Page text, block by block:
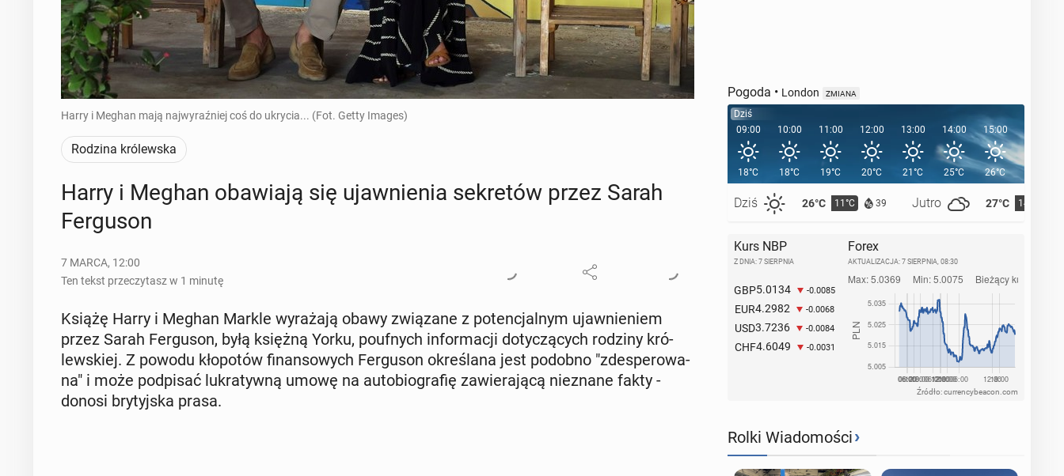
Harry i Meghan mają najwyraźniej coś do ukrycia... (Fot. Getty Images)
Rodzina królewska
Harry i Meghan oba­wia­ją się ujaw­nie­nia se­kre­tów przez Sarah
Fer­gu­son
7 MARCA, 12:00
Ten tekst przeczytasz w 1 minutę
Książę Harry i Meghan Markle wy­ra­ża­ją obawy zwią­za­ne z po­ten­cjal­nym ujaw­nie­niem
przez Sarah Fer­gu­son, byłą księżną Yorku, po­uf­nych in­for­ma­cji do­ty­czą­cych rodziny kró­
lew­skiej. Z powodu kło­po­tów fi­nan­so­wych Fer­gu­son okre­śla­na jest podobno "zde­spe­ro­wa­
na" i może pod­pi­sać lu­kra­tyw­ną umowę na au­to­bio­gra­fię za­wie­ra­ją­cą nie­zna­ne fakty -
donosi bry­tyj­ska prasa.
Pogoda • London ZMIANA
Dziś
09:00
18°C
Dziś 26°C 11°C 39 Jutro 27°C 14°C
10:00
18°C
11:00
19°C
12:00
20°C
13:00
21°C
14:00
25°C
15:00
26°C
16:00
Kurs NBP
Z DNIA: 7 SIERPNIA
GBP5.0134 -0.0085
EUR4.2982 -0.0068
USD3.7236 -0.0084
CHF4.6049 -0.0031
Forex
AKTUALIZACJA: 7 SIERPNIA, 08:30
Źródło: currencybeacon.com
Rolki Wiadomości›